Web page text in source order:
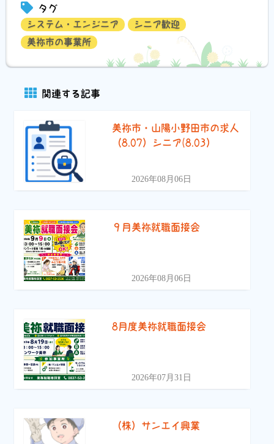
タグ
システム・エンジニア
シニア歓迎
美祢市の事業所
関連する記事
美祢市・山陽小野田市の求人
（8.07）シニア(8.03）
2026年08月06日
９月美祢就職面接会
2026年08月06日
8月度美祢就職面接会
2026年07月31日
（株）サンエイ興業